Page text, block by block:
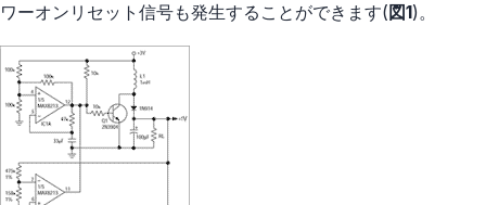
ワーオンリセット信号も発生することができます( 図1)。